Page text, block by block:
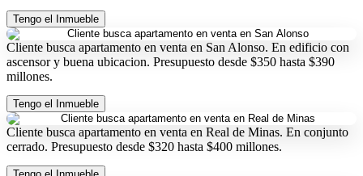
Tengo el Inmueble
Cliente busca apartamento en venta en San Alonso. En edificio con
ascensor y buena ubicacion. Presupuesto desde $350 hasta $390
millones.
Tengo el Inmueble
Cliente busca apartamento en venta en Real de Minas. En conjunto
cerrado. Presupuesto desde $320 hasta $400 millones.